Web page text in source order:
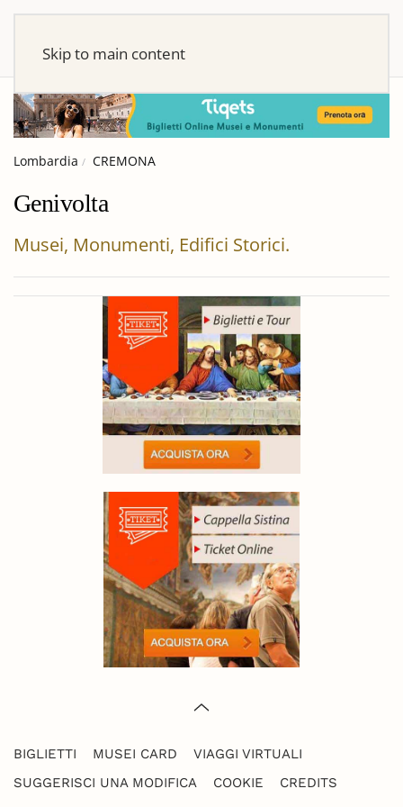
Skip to main content
Lombardia CREMONA
Genivolta
Musei, Monumenti, Edifici Storici.
BIGLIETTI MUSEI CARD
VIAGGI VIRTUALI
SUGGERISCI UNA MODIFICA
COOKIE CREDITS